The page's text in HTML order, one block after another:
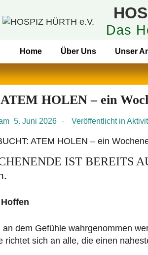
Das
Hauptnavigation
Home Über Uns Unser
HOLEN – ein
5. Juni 2026 Veröffentlicht in
IST BEREITS
dem Gefühle wahrgenommen
richtet sich an alle, die einen